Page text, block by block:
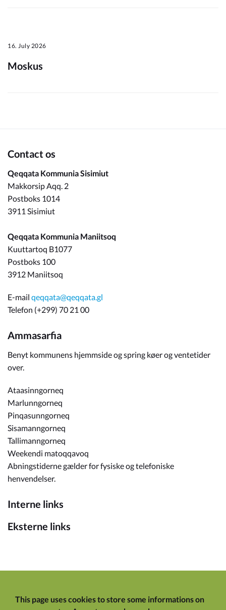
16. July 2026
Moskus
Contact os
Qeqqata Kommunia Sisimiut
Makkorsip Aqq. 2
Postboks 1014
3911 Sisimiut
Qeqqata Kommunia Maniitsoq
Kuuttartoq B1077
Postboks 100
3912 Maniitsoq
E-mail qeqqata@qeqqata.gl
Telefon (+299) 70 21 00
Ammasarfia
Benyt kommunens hjemmside og spring køer og ventetider
over.
Ataasinngorneq
Marlunngorneq
Pinqasunngorneq
Sisamanngorneq
Tallimanngorneq
Weekendi matoqqavoq
Abningstiderne gælder for fysiske og telefoniske
henvendelser.
Interne links
Eksterne links
This page uses cookies to store some informations on